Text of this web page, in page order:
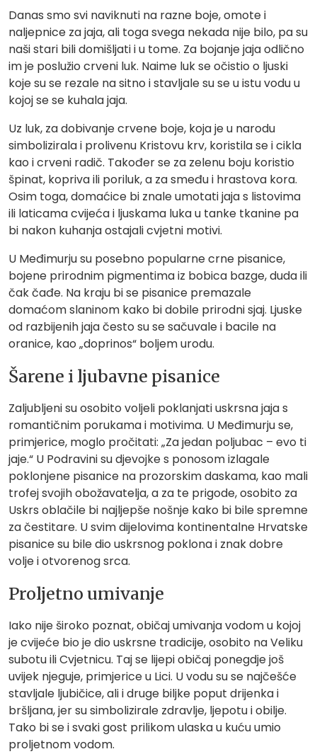
Danas smo svi naviknuti na razne boje, omote i
naljepnice za jaja, ali toga svega nekada nije bilo, pa su
naši stari bili domišljati i u tome. Za bojanje jaja odlično
im je poslužio crveni luk. Naime luk se očistio o ljuski
koje su se rezale na sitno i stavljale su se u istu vodu u
kojoj se se kuhala jaja.
Uz luk, za dobivanje crvene boje, koja je u narodu
simbolizirala i prolivenu Kristovu krv, koristila se i cikla
kao i crveni radič. Također se za zelenu boju koristio
špinat, kopriva ili poriluk, a za smeđu i hrastova kora.
Osim toga, domaćice bi znale umotati jaja s listovima
ili laticama cvijeća i ljuskama luka u tanke tkanine pa
bi nakon kuhanja ostajali cvjetni motivi.
U Međimurju su posebno popularne crne pisanice,
bojene prirodnim pigmentima iz bobica bazge, duda ili
čak čađe. Na kraju bi se pisanice premazale
domaćom slaninom kako bi dobile prirodni sjaj. Ljuske
od razbijenih jaja često su se sačuvale i bacile na
oranice, kao „doprinos“ boljem urodu.
Šarene i ljubavne pisanice
Zaljubljeni su osobito voljeli poklanjati uskrsna jaja s
romantičnim porukama i motivima. U Međimurju se,
primjerice, moglo pročitati: „Za jedan poljubac – evo ti
jaje.“ U Podravini su djevojke s ponosom izlagale
poklonjene pisanice na prozorskim daskama, kao mali
trofej svojih obožavatelja, a za te prigode, osobito za
Uskrs oblačile bi najljepše nošnje kako bi bile spremne
za čestitare. U svim dijelovima kontinentalne Hrvatske
pisanice su bile dio uskrsnog poklona i znak dobre
volje i otvorenog srca.
Proljetno umivanje
Iako nije široko poznat, običaj umivanja vodom u kojoj
je cvijeće bio je dio uskrsne tradicije, osobito na Veliku
subotu ili Cvjetnicu. Taj se lijepi običaj ponegdje još
uvijek njeguje, primjerice u Lici. U vodu su se najčešće
stavljale ljubičice, ali i druge biljke poput drijenka i
bršljana, jer su simbolizirale zdravlje, ljepotu i obilje.
Tako bi se i svaki gost prilikom ulaska u kuću umio
proljetnom vodom.